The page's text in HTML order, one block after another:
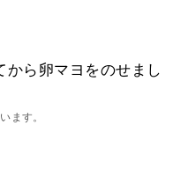
から卵マヨをのせまし
ます。